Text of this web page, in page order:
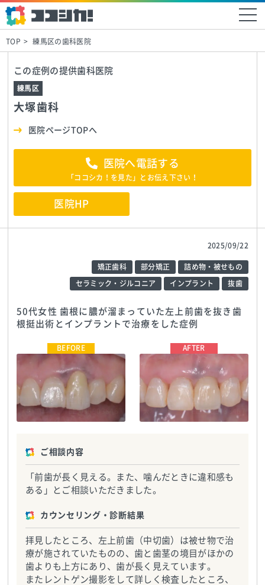
TOP 練馬区の歯科医院
この症例の提供歯科医院
大塚歯科
練馬区
医院ページTOPへ
医院へ電話する
「ココシカ！を見た」とお伝え下さい！
医院HP
矯正歯科 部分矯正 詰め物・被せもの
セラミック・ジルコニア インプラント 抜歯
2025/09/22
50代女性 歯根に膿が溜まっていた左上前歯を抜き歯
根挺出術とインプラントで治療をした症例
大塚歯科 TEL:0359038467 大塚歯科 TEL:0359038467
ご相談内容
「前歯が長く見える。また、噛んだときに違和感も
ある」とご相談いただきました。
カウンセリング・診断結果
拝見したところ、左上前歯（中切歯）は被せ物で治
療が施されていたものの、歯と歯茎の境目がほかの
歯よりも上方にあり、歯が長く見えています。
またレントゲン撮影をして詳しく検査したところ、